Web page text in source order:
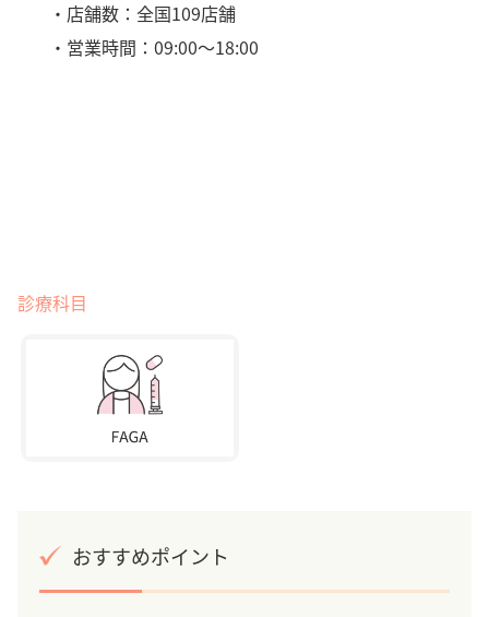
・店舗数：全国109店舗
・営業時間：09:00〜18:00
診療科目
おすすめポイント